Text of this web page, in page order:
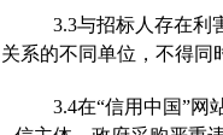
3.3与招标人存在利
关系的不同单位，不得同
3.4在“信用中国”网